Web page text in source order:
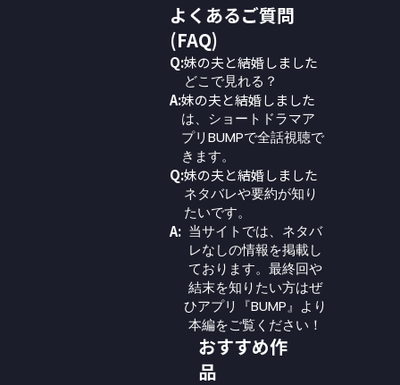
よくあるご質問
(FAQ)
Q:妹の夫と結婚しました
どこで見れる？
A:妹の夫と結婚しました
は、ショートドラマア
プリBUMPで全話視聴で
きます。
Q:妹の夫と結婚しました
ネタバレや要約が知り
たいです。
A: 当サイトでは、ネタバ
レなしの情報を掲載し
ております。最終回や
結末を知りたい方はぜ
ひアプリ『BUMP』より
本編をご覧ください！
おすすめ作
品